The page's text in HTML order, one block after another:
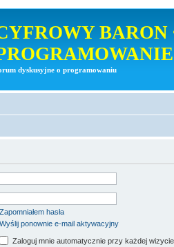
BARON
dyskusyjne o programowaniu
Zapomniałem hasła
Wyślij ponownie e-mail aktywacyjny
Zaloguj mnie automatycznie przy każdej wizycie